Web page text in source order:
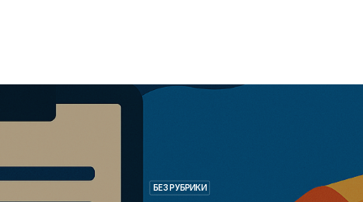
БЕЗ РУБРИКИ